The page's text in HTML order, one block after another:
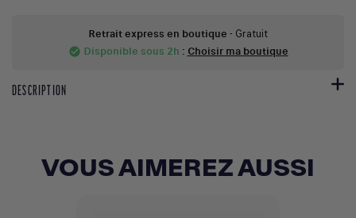
Retrait express en boutique - Gratuit
check_circle Disponible sous 2h : Choisir ma boutique
DESCRIPTION
VOUS AIMEREZ AUSSI